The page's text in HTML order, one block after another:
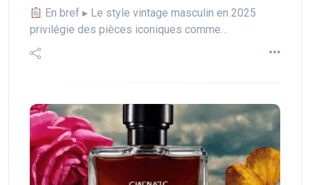
En bref ▸ Le style vintage masculin en 2025
privilégie des pièces iconiques comme…